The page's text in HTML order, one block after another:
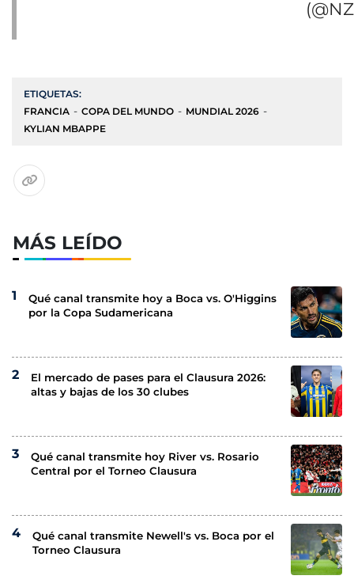
ETIQUETAS:
FRANCIA
COPA DEL MUNDO
MUNDIAL 2026
KYLIAN MBAPPE
MÁS LEÍDO
Qué canal transmite hoy a Boca vs. O'Higgins
por la Copa Sudamericana
El mercado de pases para el Clausura 2026:
altas y bajas de los 30 clubes
Qué canal transmite hoy River vs. Rosario
Central por el Torneo Clausura
Qué canal transmite Newell's vs. Boca por el
Torneo Clausura